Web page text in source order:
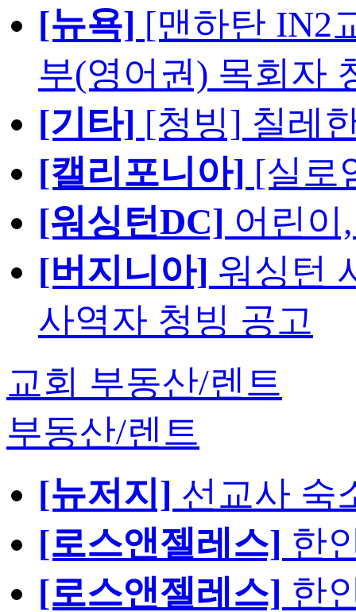
[뉴욕] [맨하탄 IN2
부(영어권) 목회자
[기타] [청빙] 칠레
[캘리포니아] [실로
[워싱턴DC] 어린이
[버지니아] 워싱턴
사역자 청빙 공고
교회 부동산/렌트
부동산/렌트
[뉴저지] 선교사 숙
[로스앤젤레스] 한
[로스앤젤레스] 한